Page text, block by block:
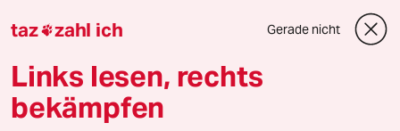
recht üppig ausfallen - zumindest in
auch einer bürgerlichen Linken nicht
zu vermitteln.
taz zahl ich Gerade nicht
Links lesen, rechts
bekämpfen